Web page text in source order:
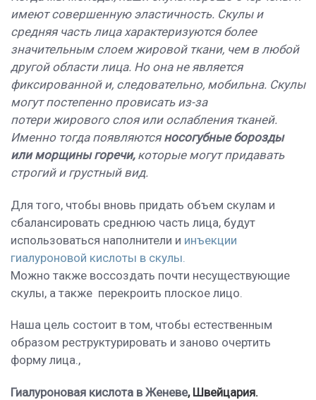
имеют совершенную эластичность. Скулы и
средняя часть лица характеризуются более
значительным слоем жировой ткани, чем в любой
другой области лица. Но она не является
фиксированной и, следовательно, мобильна. Скулы
могут постепенно провисать из-за
потери жирового слоя или ослабления тканей.
Именно тогда появляютсяносогубные борозды
или морщины горечи, которые могут придавать
строгий и грустный вид.
Для того, чтобы вновь придать объем скулам и
сбалансировать среднюю часть лица, будут
использоваться наполнители и инъекции
гиалуроновой кислоты в скулы.
Можно также воссоздать почти несуществующие
скулы, а также перекроить плоское лицо.
Наша цель состоит в том, чтобы естественным
образом реструктурировать и заново очертить
форму лица.,
Гиалуроновая кислота в Женеве, Швейцария.